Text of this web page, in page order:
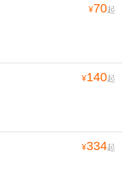
¥70起
¥140起
¥334起